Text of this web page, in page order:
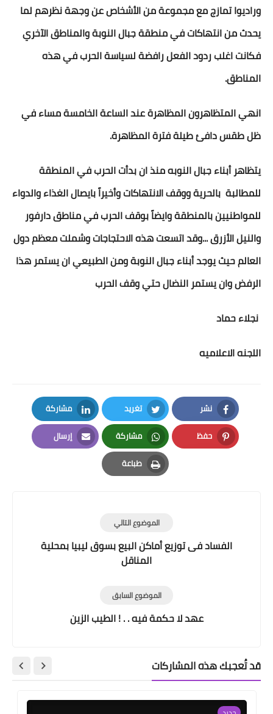
وراديوا تمازج مع مجموعة من الأشخاص عن وجهة نظرهم لما
يحدث من انتهاكات في منطقة جبال النوبة والمناطق الآخري
فكانت اغلب ردود الفعل رافضة لسياسة الحرب في هذه
المناطق.
انهي المتظاهرون المظاهرة عند الساعة الخامسة مساء في
ظل طقس دافئ طيلة فترة المظاهرة.
يتظاهر أبناء جبال النوبه منذ ان بدأت الحرب في المنطقة
للمطالبة بالحرية ووقف الانتهاكات وأخيراً بايصال الغذاء والدواء
للمواطنيين بالمنطقة وايضاً بوقف الحرب في مناطق دارفور
والنيل الأزرق ...وقد اتسعت هذه الاحتجاجات وشملت معظم دول
العالم حيث يوجد أبناء جبال النوبة ومن الطبيعي ان يستمر هذا
الرفض وان يستمر النضال حتي وقف الحرب
نجلاء حماد
اللجنه الاعلاميه
نشر
Facebook
تغريد
Twitter
مشاركة
LinkedIn
حفظ
Pinterest
مشاركة
Whatsapp
إرسال
Email
طباعة
Print
الموضوع التالي
الفساد فى توزيع أماكن البيع بسوق ليبيا بمحلية
المناقل
الموضوع السابق
عهد لا حكمة فيه . . ! الطيب الزين
قد تُعجبك هذه المشاركات